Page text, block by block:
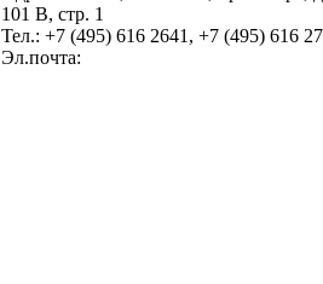
101 В, стр. 1
Тел.: +7 (495) 616 2641, +7 (495) 616
Эл.почта: